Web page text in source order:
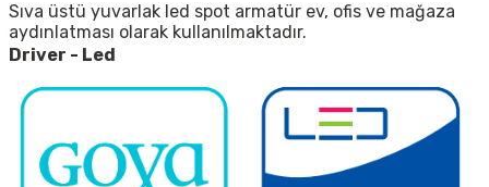
Sıva üstü yuvarlak led spot armatür ev, ofis ve mağaza
aydınlatması olarak kullanılmaktadır.
Driver - Led